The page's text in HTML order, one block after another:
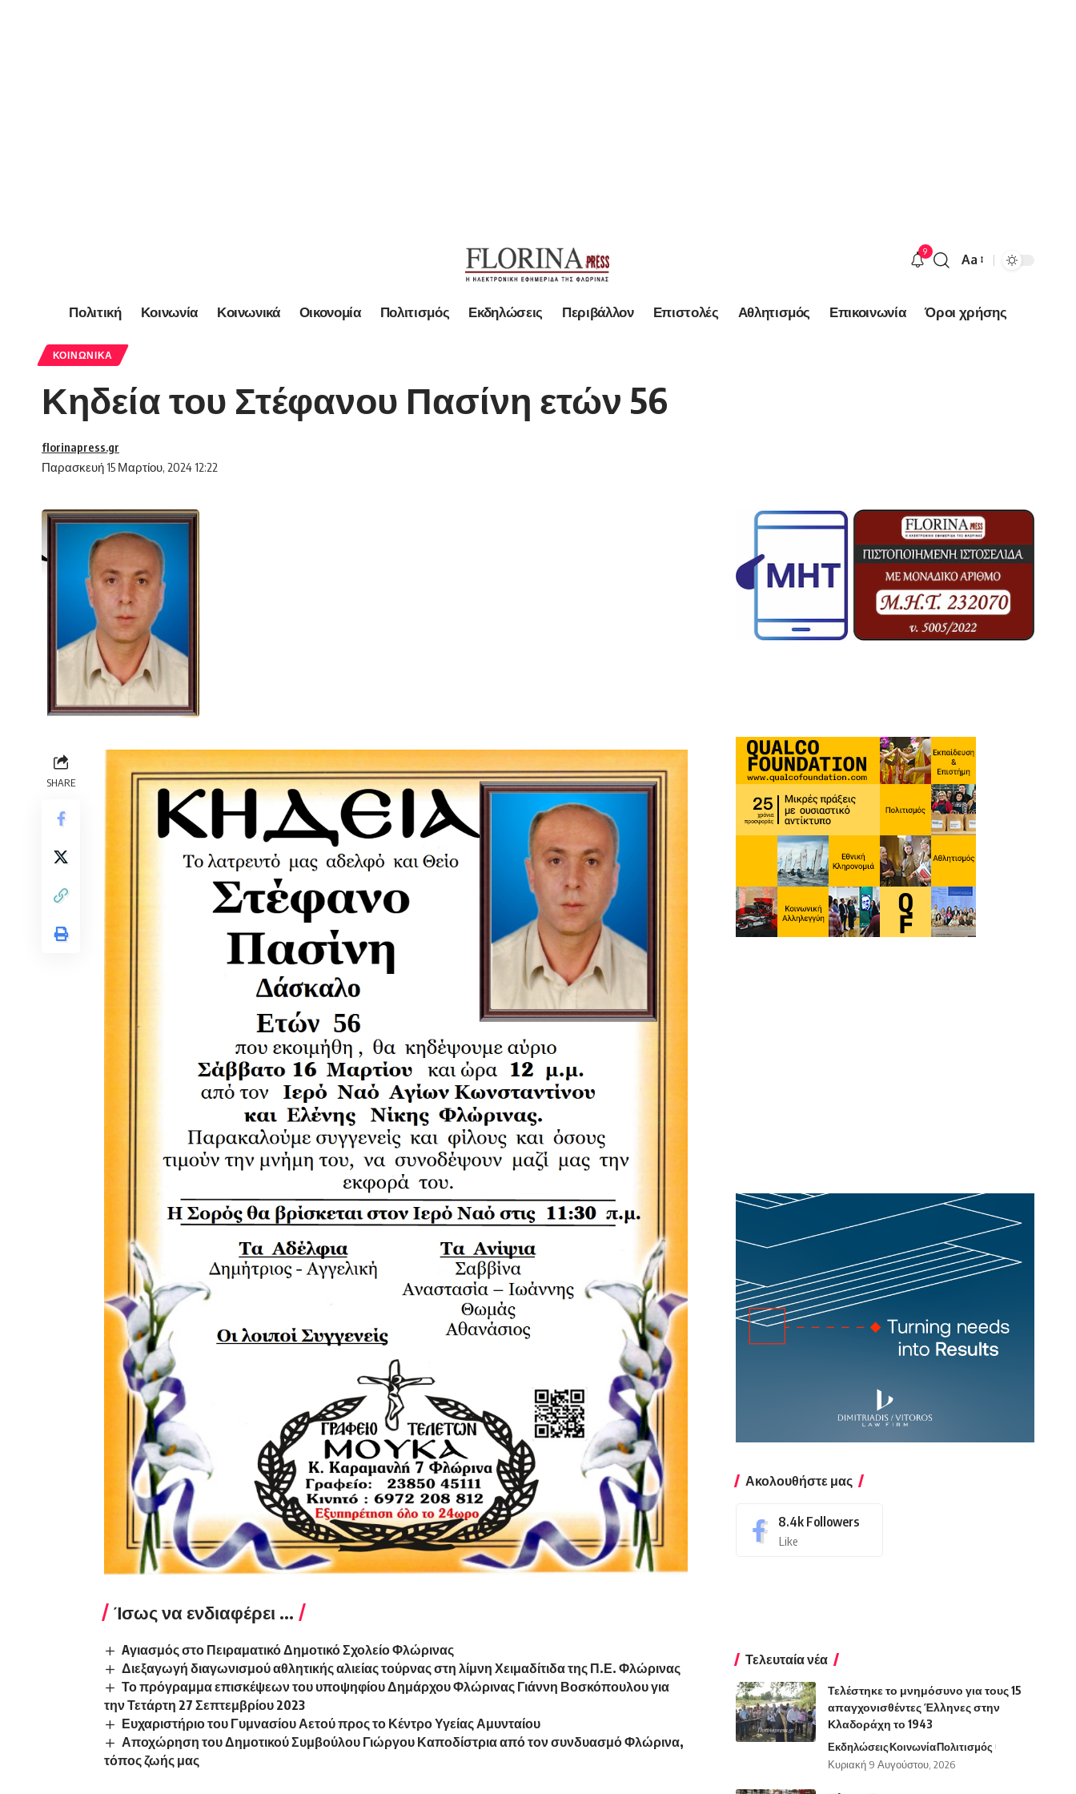
9
Font
Aa
Πολιτική Κοινωνία Κοινωνικά Οικονομία Πολιτισμός Εκδηλώσεις Περιβάλλον Επιστολές Αθλητισμός Επικοινωνία Όροι χρήσης
ΚΟΙΝΩΝΙΚΆ
Κηδεία του Στέφανου Πασίνη ετών 56
Παρασκευή 15 Μαρτίου, 2024 12:22
florinapress.gr
SHARE
Ίσως να ενδιαφέρει ...
Aγιασμός στο Πειραματικό Δημοτικό Σχολείο Φλώρινας
Διεξαγωγή διαγωνισμού αθλητικής αλιείας τούρνας στη λίμνη Χειμαδίτιδα της Π.Ε. Φλώρινας
Το πρόγραμμα επισκέψεων του υποψηφίου Δημάρχου Φλώρινας Γιάννη Βοσκόπουλου για
την Τετάρτη 27 Σεπτεμβρίου 2023
Ευχαριστήριο του Γυμνασίου Αετού προς το Κέντρο Υγείας Αμυνταίου
Αποχώρηση του Δημοτικού Συμβούλου Γιώργου Καποδίστρια από τον συνδυασμό Φλώρινα,
τόπος ζωής μας
Ακολουθήστε μας
8.4k Followers
Like
Τελευταία νέα
Τελέστηκε το μνημόσυνο για τους 15
απαγχονισθέντες Έλληνες στην
Κλαδοράχη το 1943
ΕκδηλώσειςΚοινωνίαΠολιτισμός
Κυριακή 9 Αυγούστου, 2026